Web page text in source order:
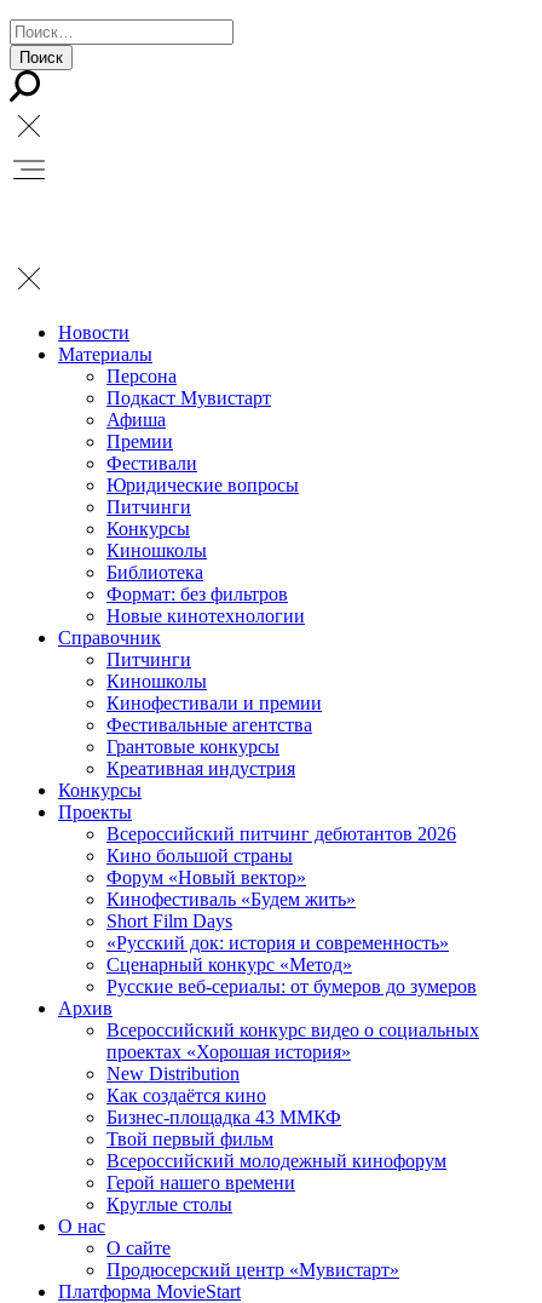
Новости
Материалы
Персона
Подкаст Мувистарт
Афиша
Премии
Фестивали
Юридические вопросы
Питчинги
Конкурсы
Киношколы
Библиотека
Формат: без фильтров
Новые кинотехнологии
Справочник
Питчинги
Киношколы
Кинофестивали и премии
Фестивальные агентства
Грантовые конкурсы
Креативная индустрия
Конкурсы
Проекты
Всероссийский питчинг дебютантов 2026
Кино большой страны
Форум «Новый вектор»
Кинофестиваль «Будем жить»
Short Film Days
«Русский док: история и современность»
Сценарный конкурс «Метод»
Русские веб-сериалы: от бумеров до зумеров
Архив
Всероссийский конкурс видео о социальных
проектах «Хорошая история»
New Distribution
Как создаётся кино
Бизнес-площадка 43 ММКФ
Твой первый фильм
Всероссийский молодежный кинофорум
Герой нашего времени
Круглые столы
О нас
О сайте
Продюсерский центр «Мувистарт»
Платформа MovieStart